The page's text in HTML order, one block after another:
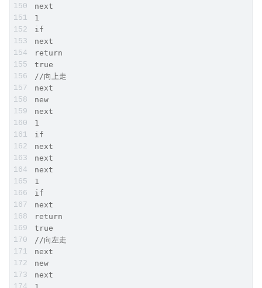
next
1
if
next
return
true
//向上走
next
new
next
1
if
next
next
next
1
if
next
return
true
//向左走
next
new
next